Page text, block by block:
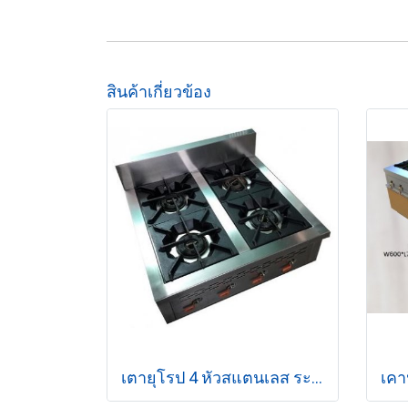
สินค้าเกี่ยวข้อง
เตายุโรป 4 หัวสแตนเลส ระบบแก๊ส